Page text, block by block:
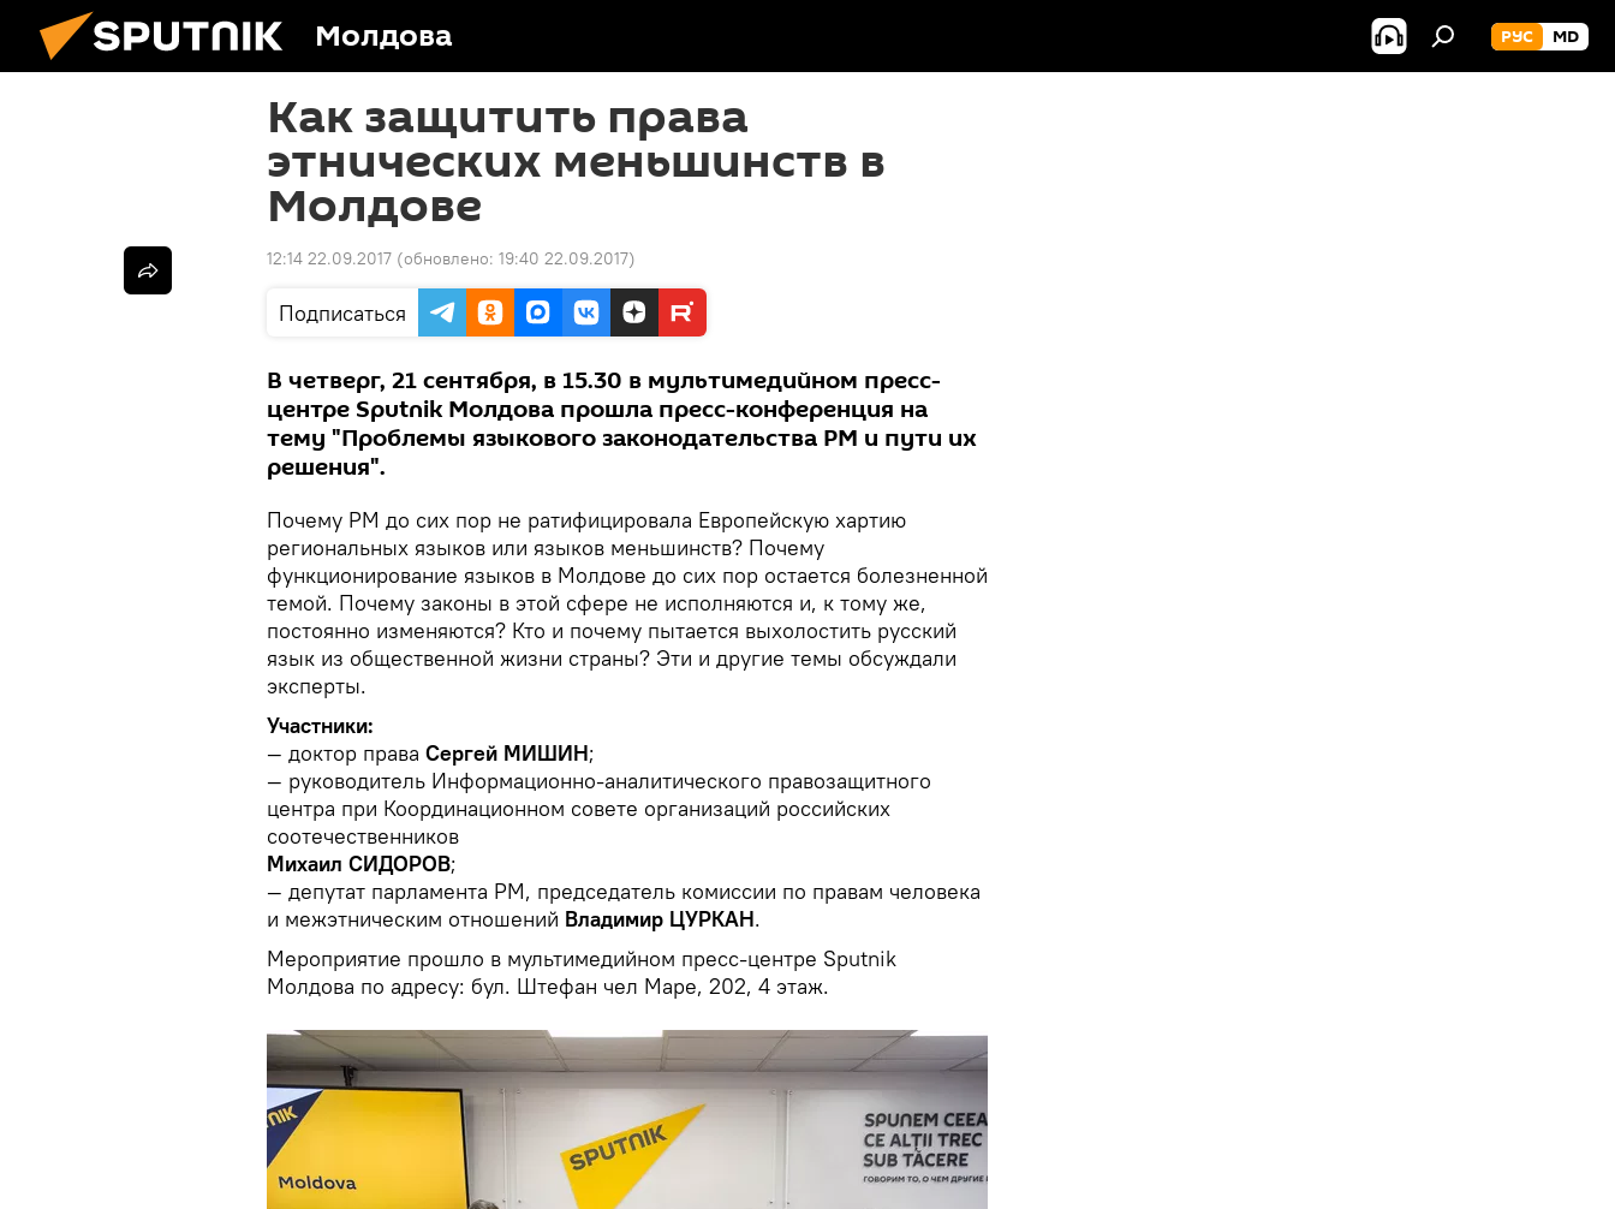
Молдова РУС MD
Как защитить права
этнических меньшинств в
Молдове
12:14 22.09.2017 (обновлено: 19:40 22.09.2017)
Подписаться
В четверг, 21 сентября, в 15.30 в мультимедийном пресс-
центре Sputnik Молдова прошла пресс-конференция на
тему "Проблемы языкового законодательства РМ и пути их
решения".
Почему РМ до сих пор не ратифицировала Европейскую хартию
региональных языков или языков меньшинств? Почему
функционирование языков в Молдове до сих пор остается болезненной
темой. Почему законы в этой сфере не исполняются и, к тому же,
постоянно изменяются? Кто и почему пытается выхолостить русский
язык из общественной жизни страны? Эти и другие темы обсуждали
эксперты.
Участники:
— доктор права Сергей МИШИН;
— руководитель Информационно-аналитического правозащитного
центра при Координационном совете организаций российских
соотечественников
Михаил СИДОРОВ;
— депутат парламента РМ, председатель комиссии по правам человека
и межэтническим отношений Владимир ЦУРКАН.
Мероприятие прошло в мультимедийном пресс-центре Sputnik
Молдова по адресу: бул. Штефан чел Маре, 202, 4 этаж.